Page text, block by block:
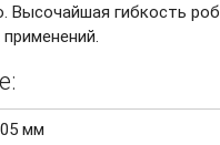
гибкость
мм